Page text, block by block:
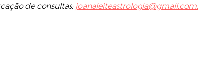
de consultas: joanaleiteastrologia@gmail.com.